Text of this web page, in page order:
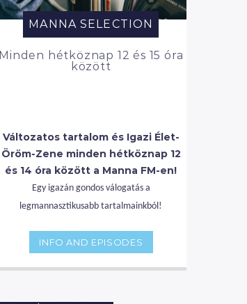
MANNA SELECTION
Minden hétköznap 12 és 15 óra
között
Változatos tartalom és Igazi Élet-
Öröm-Zene minden hétköznap 12
és 14 óra között a Manna FM-en!
Egy igazán gondos válogatás a
legmannasztikusabb tartalmainkból!
INFO AND EPISODES